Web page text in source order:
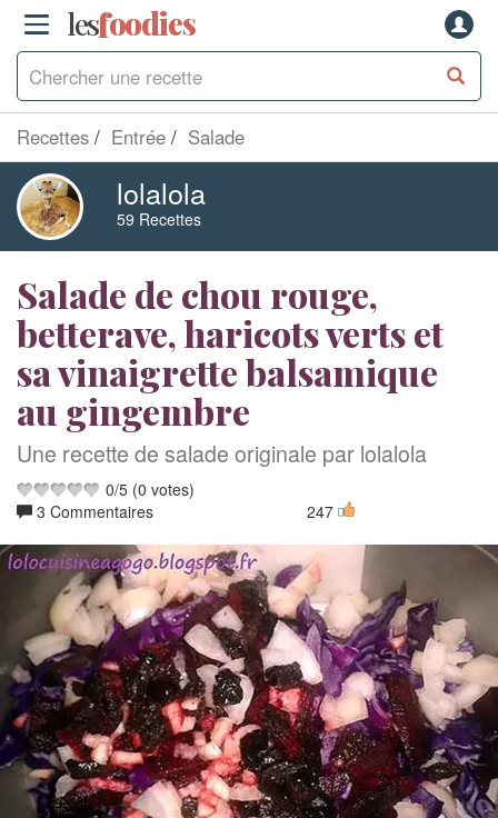
lesfoodies
Recettes Entrée Salade
lolalola
59 Recettes
Salade de chou rouge,
betterave, haricots verts et
sa vinaigrette balsamique
au gingembre
Une recette de salade originale par lolalola
0/5 (0 votes)
3 Commentaires
247